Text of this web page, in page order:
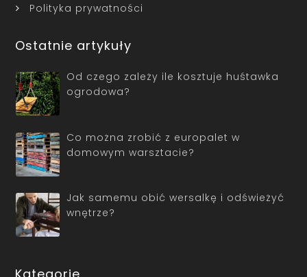
Polityka prywatności
Ostatnie artykuły
Od czego zależy ile kosztuje huśtawka
ogrodowa?
Co można zrobić z europalet w
domowym warsztacie?
Jak samemu obić wersalkę i odświeżyć
wnętrze?